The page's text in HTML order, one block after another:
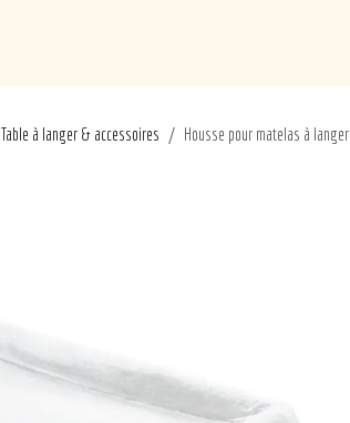
Table à langer & accessoires Housse pour matelas à langer